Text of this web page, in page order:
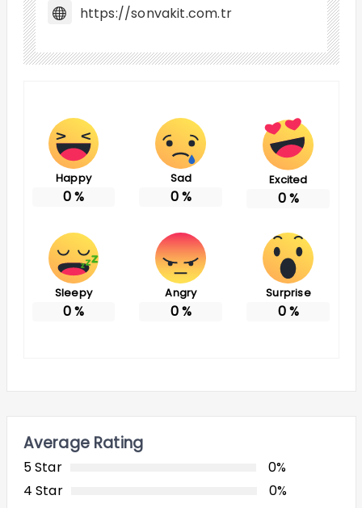
https://sonvakit.com.tr
Happy
0%
Sad
0%
Excited
0%
Sleepy
0%
Angry
0%
Surprise
0%
Average Rating
5 Star
0%
4 Star
0%